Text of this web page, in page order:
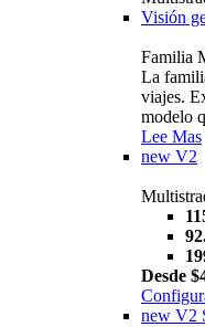
Visión
Familia
La
viajes.
modelo
Lee Mas
new V2
Desde
new V2